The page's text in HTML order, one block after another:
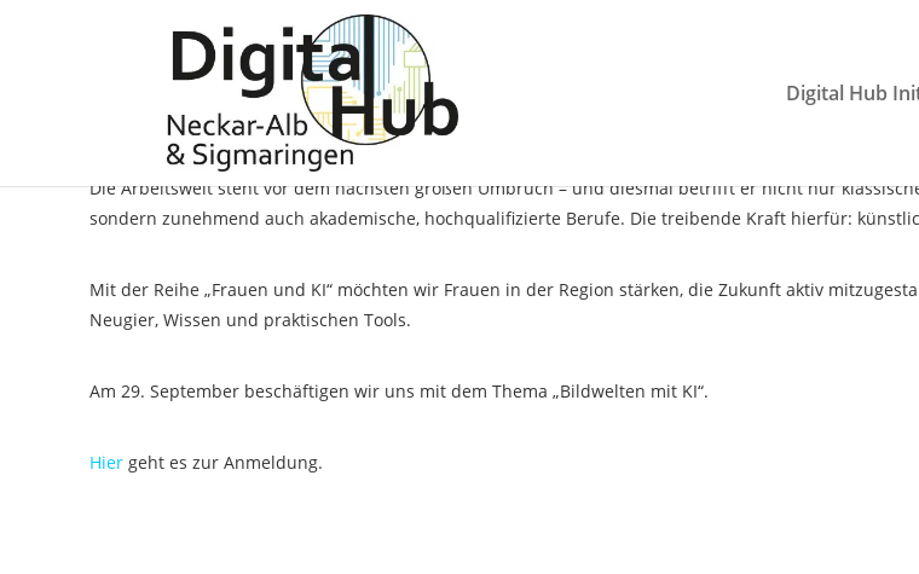
Digital Hub
Frauen und KI – Bildwelten mit KI
„Frauen und KI“ – die IHK-Veranstaltungsreihe für Macherinnen von morgen!
Die Arbeitswelt steht vor dem nächsten großen Umbruch – und diesmal betrifft er nicht nur
sondern zunehmend auch akademische, hochqualifizierte Berufe. Die treibende Kraft hierfür:
Mit der Reihe „Frauen und KI“ möchten wir Frauen in der Region stärken, die Zukunft aktiv
Neugier, Wissen und praktischen Tools.
Am 29. September beschäftigen wir uns mit dem Thema „Bildwelten mit KI“.
Hier geht es zur Anmeldung.